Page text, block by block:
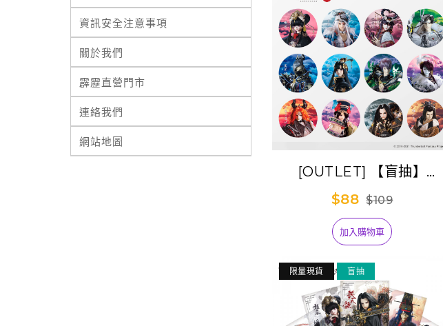
資訊安全注意事項
關於我們
霹靂直營門市
連絡我們
網站地圖
[OUTLET] 【盲抽】
《Thunderbolt Fantasy
Star』圓形絲絨膜胸章(單
$88 $109
加入購物車
限量現貨 盲抽